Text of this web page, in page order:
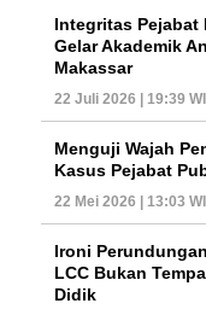
Integritas Pejabat
Gelar Akademik
Makassar
22 Juli 2026 | 19:39
Menguji Wajah
Kasus Pejabat
22 Mei 2026 | 13:03
Ironi
LCC Bukan
Didik